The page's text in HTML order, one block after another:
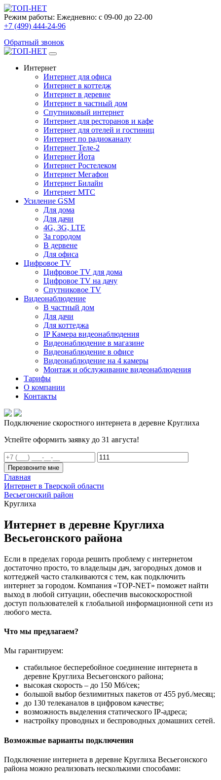
Режим работы: Ежедневно: с 09-00 до 22-00
+7 (499) 444-24-96
Обратный звонок
Интернет
Интернет для офиса
Интернет в коттедж
Интернет в деревне
Интернет в частный дом
Спутниковый интернет
Интернет для ресторанов и кафе
Интернет для отелей и гостиниц
Интернет по радиоканалу
Интернет Теле-2
Интернет Йота
Интернет Ростелеком
Интернет Мегафон
Интернет Билайн
Интернет МТС
Усиление GSM
Для дома
Для дачи
4G, 3G, LTE
За городом
В дервене
Для офиса
Цифровое TV
Цифровое TV для дома
Цифровое TV на дачу
Спутниковое TV
Видеонаблюдение
В частный дом
Для дачи
Для коттеджа
IP Камера видеонаблюдения
Видеонаблюдение в магазине
Видеонаблюдение в офисе
Видеонаблюдение на 4 камеры
Монтаж и обслуживание видеонаблюдения
Тарифы
О компании
Контакты
Подключение скоростного интернета в деревне Круглиха
Успейте оформить заявку до 31 августа!
Перезвоните мне
Главная
Интернет в Тверской области
Весьегонский район
Круглиха
Интернет в деревне Круглиха
Весьегонского района
Если в пределах города решить проблему с интернетом
достаточно просто, то владельцы дач, загородных домов и
коттеджей часто сталкиваются с тем, как подключить
интернет за городом. Компания «TOP-NET» поможет найти
выход в любой ситуации, обеспечив высокоскоростной
доступ пользователей к глобальной информационной сети из
любого места.
Что мы предлагаем?
Мы гарантируем:
стабильное бесперебойное соединение интернета в
деревне Круглиха Весьегонского района;
высокая скорость – до 150 Мб/сек;
большой выбор безлимитных пакетов от 455 руб./месяц;
до 130 телеканалов в цифровом качестве;
возможность выделения статического IP-адреса;
настройку проводных и беспроводных домашних сетей.
Возможные варианты подключения
Подключение интернета в деревне Круглиха Весьегонского
района можно реализовать несколькими способами: